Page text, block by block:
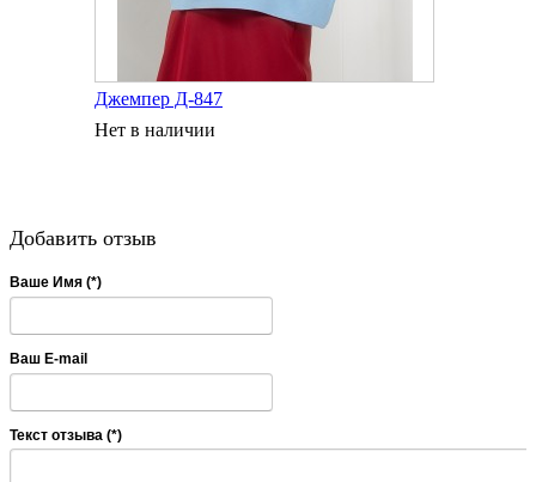
Джемпер Д-847
Нет в наличии
Добавить отзыв
Ваше Имя (*)
Ваш E-mail
Текст отзыва (*)